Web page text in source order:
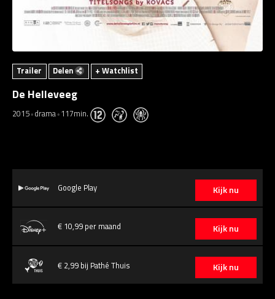
Trailer Delen + Watchlist
De Helleveeg
2015 drama 117min.
Kijk nu
Google Play
Kijk nu
€ 10,99 per maand
Kijk nu
€ 2,99 bij Pathé Thuis